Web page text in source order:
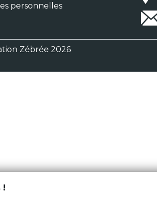
personnelles
Zébrée 2026
!